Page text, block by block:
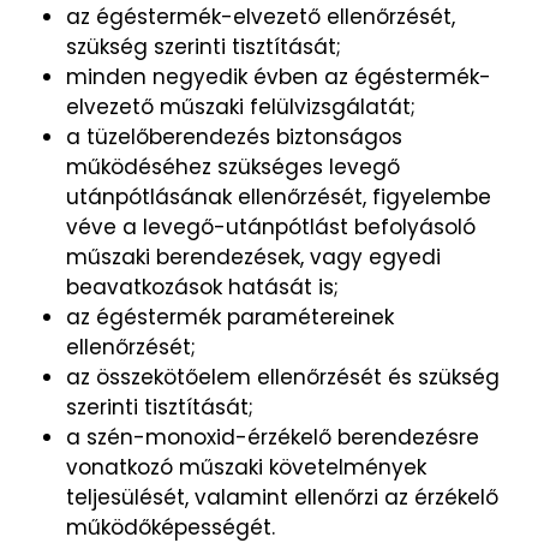
az égéstermék-elvezető ellenőrzését,
szükség szerinti tisztítását;
minden negyedik évben az égéstermék-
elvezető műszaki felülvizsgálatát;
a tüzelőberendezés biztonságos
működéséhez szükséges levegő
utánpótlásának ellenőrzését, figyelembe
véve a levegő-utánpótlást befolyásoló
műszaki berendezések, vagy egyedi
beavatkozások hatását is;
az égéstermék paramétereinek
ellenőrzését;
az összekötőelem ellenőrzését és szükség
szerinti tisztítását;
a szén-monoxid-érzékelő berendezésre
vonatkozó műszaki követelmények
teljesülését, valamint ellenőrzi az érzékelő
működőképességét.